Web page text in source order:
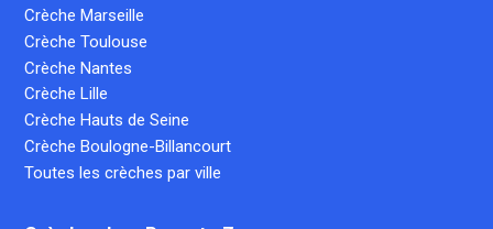
Crèche Marseille
Crèche Toulouse
Crèche Nantes
Crèche Lille
Crèche Hauts de Seine
Crèche Boulogne-Billancourt
Toutes les crèches par ville